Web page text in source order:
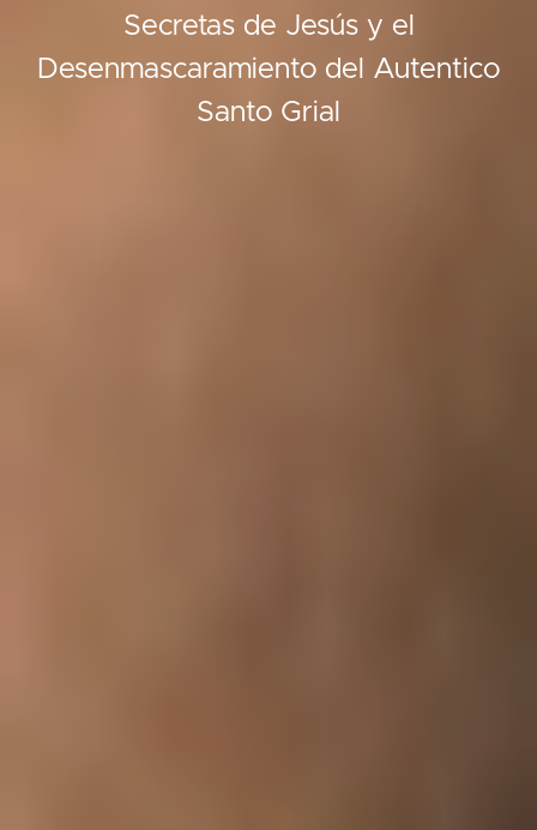
Secretas de Jesús y el
Desenmascaramiento del Autentico
Santo Grial